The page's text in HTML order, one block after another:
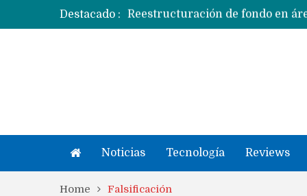
Destacado :
Noticias Tecnología Reviews
Home Falsificación